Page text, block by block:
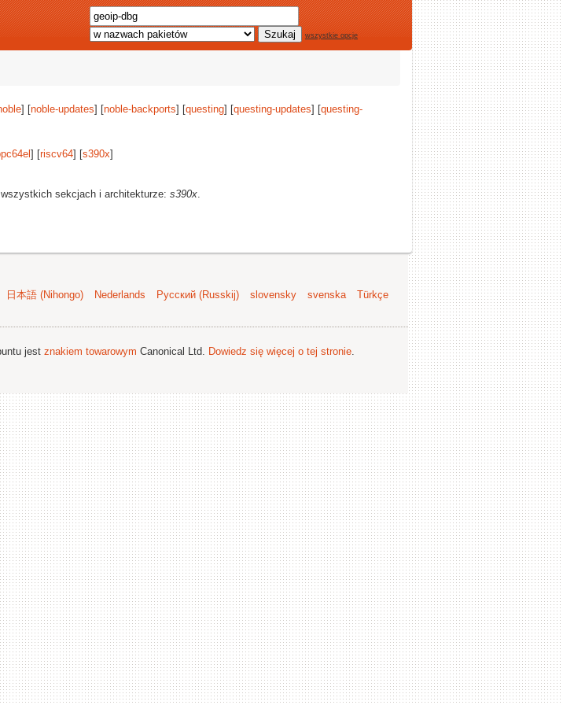
wszystkie opcje
] [noble-updates] [noble-backports] [questing] [questing-updates] [questing-
] [riscv64] [s390x]
sekcjach i architekturze: s390x.
日本語 (Nihongo) Nederlands Русский (Russkij) slovensky svenska
Türkçe
jest znakiem towarowym Canonical Ltd. Dowiedz się więcej o tej stronie.